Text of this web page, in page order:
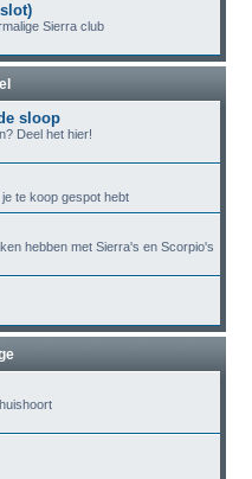
Sierra club
sloop
Deel het hier!
te koop gespot hebt
hebben met Sierra's en Scorpio's